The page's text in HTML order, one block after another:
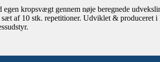
kropsvægt gennem nøje beregnede
sæt af 10 stk. repetitioner. Udviklet &